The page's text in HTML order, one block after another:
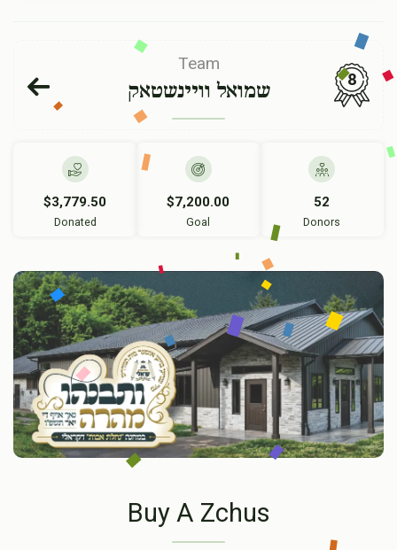
Team
שמואל וויינשטאק
8
$3,779.50
Donated
$7,200.00
Goal
52
Donors
Buy A Zchus